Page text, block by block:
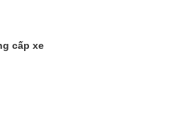
cấp xe